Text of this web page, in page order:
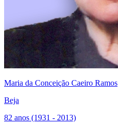
Maria da Conceição Caeiro Ramos
Beja
82 anos (1931 - 2013)